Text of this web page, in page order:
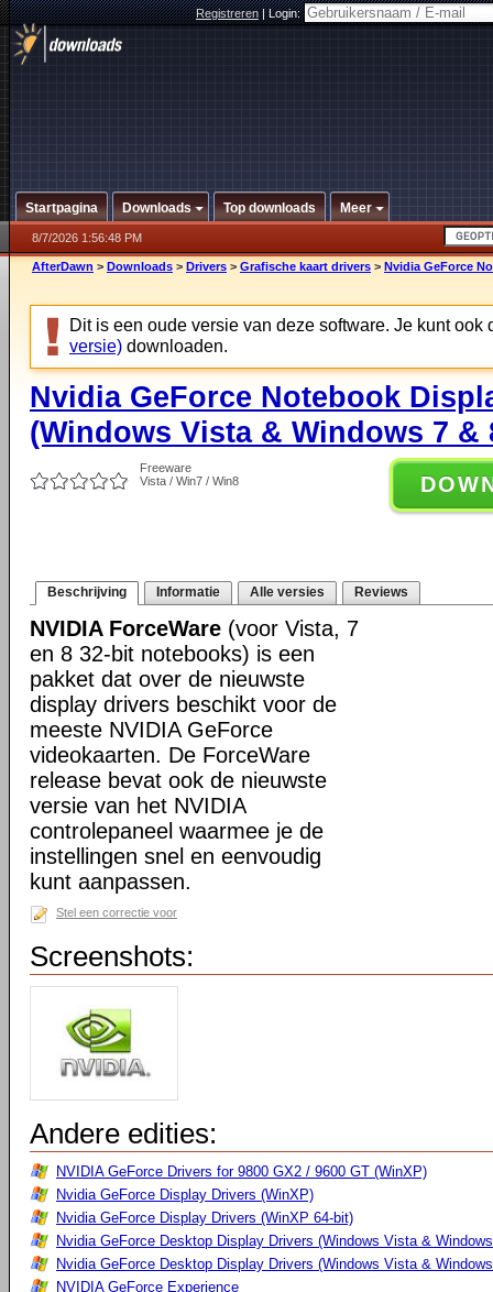
Registreren|Login:
Startpagina Downloads Top downloads Meer
8/7/2026 1:56:48 PM
AfterDawn > Downloads > Drivers > Grafische kaart drivers > Nvidia GeForce
Dit is een oude versie van deze software. Je kunt ook
versie) downloaden.
Nvidia GeForce Notebook
(Windows Vista & Windows 7 &
Freeware
Vista / Win7 / Win8
Beschrijving Informatie Alle versies Reviews
NVIDIA ForceWare (voor Vista, 7
en 8 32-bit notebooks) is een
pakket dat over de nieuwste
display drivers beschikt voor de
meeste NVIDIA GeForce
videokaarten. De ForceWare
release bevat ook de nieuwste
versie van het NVIDIA
controlepaneel waarmee je de
instellingen snel en eenvoudig
kunt aanpassen.
Stel een correctie voor
Screenshots:
Andere edities:
NVIDIA GeForce Drivers for 9800 GX2 / 9600 GT (WinXP)
Nvidia GeForce Display Drivers (WinXP)
Nvidia GeForce Display Drivers (WinXP 64-bit)
Nvidia GeForce Desktop Display Drivers (Windows Vista &
Nvidia GeForce Desktop Display Drivers (Windows Vista &
NVIDIA GeForce Experience